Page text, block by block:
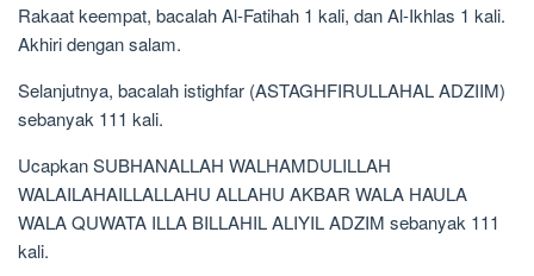
Rakaat keempat, bacalah Al-Fatihah 1 kali, dan Al-Ikhlas 1 kali.
Akhiri dengan salam.
Selanjutnya, bacalah istighfar (ASTAGHFIRULLAHAL ADZIIM)
sebanyak 111 kali.
Ucapkan SUBHANALLAH WALHAMDULILLAH
WALAILAHAILLALLAHU ALLAHU AKBAR WALA HAULA
WALA QUWATA ILLA BILLAHIL ALIYIL ADZIM sebanyak 111
kali.